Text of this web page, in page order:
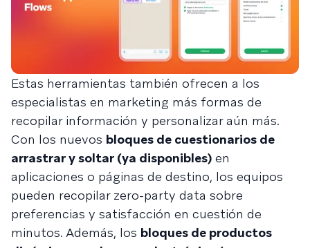
Estas herramientas también ofrecen a los
especialistas en marketing más formas de
recopilar información y personalizar aún más.
Con los nuevos bloques de cuestionarios de
arrastrar y soltar (ya disponibles) en
aplicaciones o páginas de destino, los equipos
pueden recopilar zero-party data sobre
preferencias y satisfacción en cuestión de
minutos. Además, los bloques de productos